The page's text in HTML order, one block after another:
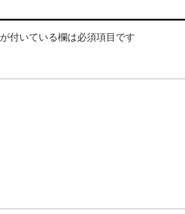
が付いている欄は必須項目です